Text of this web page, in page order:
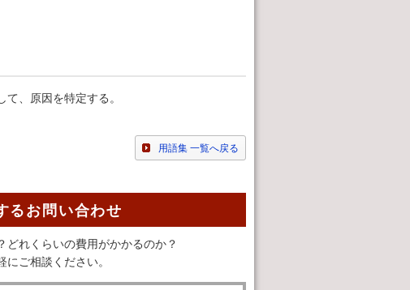
、原因を特定する。
用語集 一覧へ戻る
るお問い合わせ
れくらいの費用がかかるのか？
ご相談ください。